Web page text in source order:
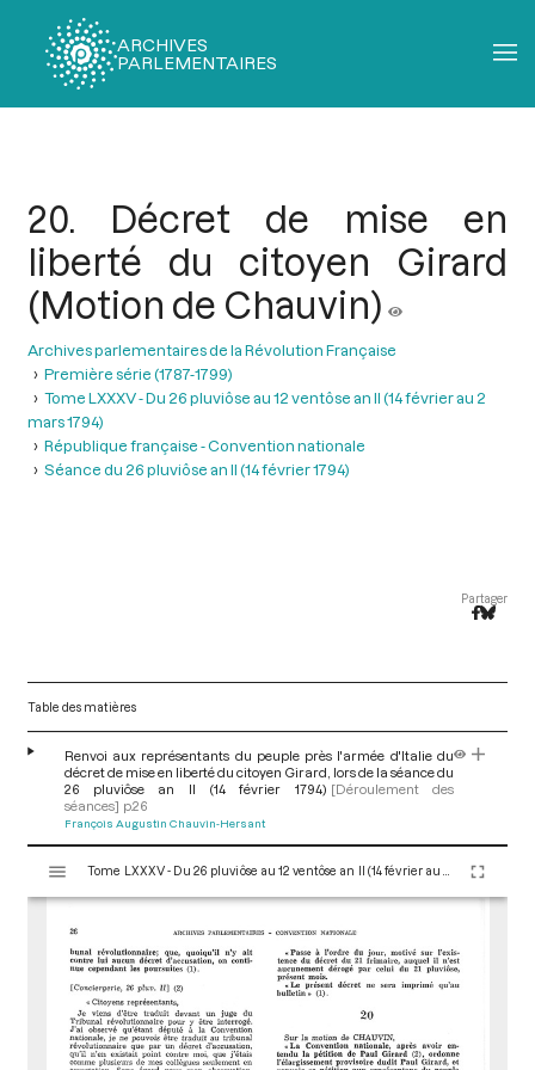
ARCHIVES
PARLEMENTAIRES
20. Décret de mise en
liberté du citoyen Girard
(Motion de Chauvin)
Archives parlementaires de la Révolution Française
Première série (1787-1799)
Tome LXXXV - Du 26 pluviôse au 12 ventôse an II (14 février au 2
mars 1794)
République française - Convention nationale
Séance du 26 pluviôse an II (14 février 1794)
Partager
Table des matières
Renvoi aux représentants du peuple près l'armée d'Italie du
décret de mise en liberté du citoyen Girard, lors de la séance du
26 pluviôse an II (14 février 1794) [Déroulement des
séances] p.26
François Augustin Chauvin-Hersant
s